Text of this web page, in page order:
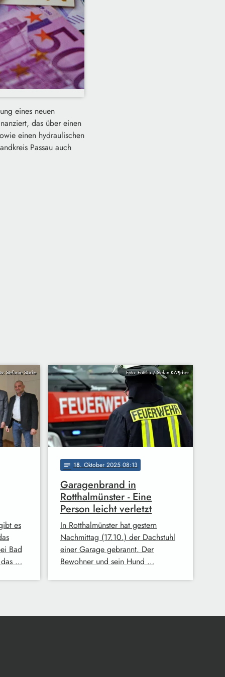
eines neuen
das über einen
einen hydraulischen
Passau auch
Stefanie Starke
es
Bad
das …
Foto: Fotolia / Stefan KÃ¶rber
notes 18. Oktober 2025 08:13
Garagenbrand in
Rotthalmünster - Eine
Person leicht verletzt
In Rotthalmünster hat gestern
Nachmittag (17.10.) der Dachstuhl
einer Garage gebrannt. Der
Bewohner und sein Hund …